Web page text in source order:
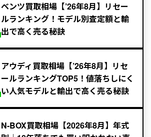
ベンツ買取相場【’26年8月】リセー
ルランキング！モデル別査定額と輸
出で高く売る秘訣
アウディ買取相場【’26年8月】リセ
ールランキングTOP5！値落ちしにく
い人気モデルと輸出で高く売る秘訣
N-BOX買取相場【2026年8月】年式